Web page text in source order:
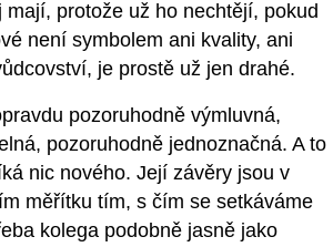
mají, protože už ho nechtějí, pokud
není symbolem ani kvality, ani
je prostě už jen drahé.
pozoruhodně výmluvná,
pozoruhodně jednoznačná. A to
nic nového. Její závěry jsou v
měřítku tím, s čím se setkáváme
kolega podobně jasně jako